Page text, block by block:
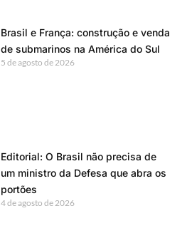
Brasil e França: construção e venda
de submarinos na América do Sul
5 de agosto de 2026
Editorial: O Brasil não precisa de
um ministro da Defesa que abra os
portões
4 de agosto de 2026